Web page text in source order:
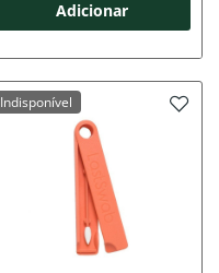
Adicionar
Indisponível